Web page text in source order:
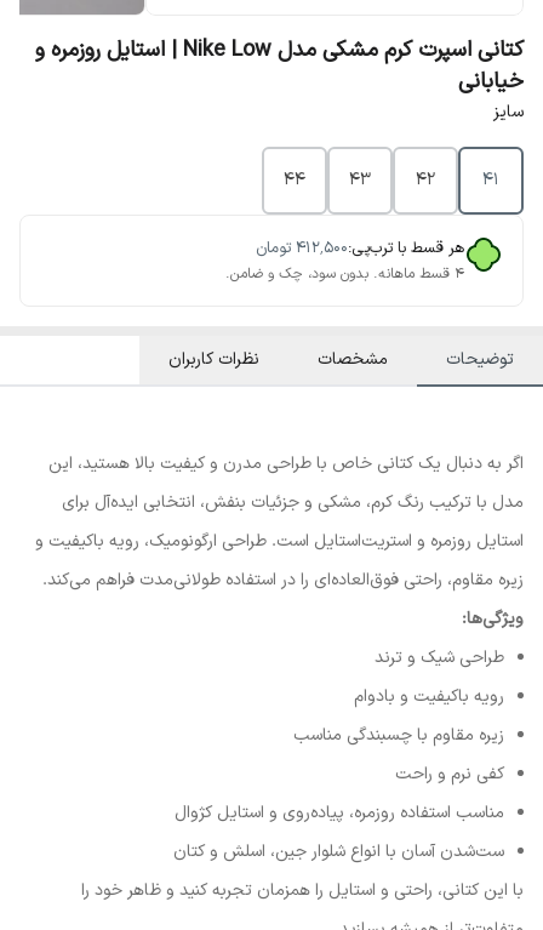
کتانی اسپرت کرم مشکی مدل Nike Low | استایل روزمره و
خیابانی
سایز
41
42
43
44
هر قسط با ترب‌پی:۴۱۲٬۵۰۰ تومان
۴ قسط ماهانه. بدون سود، چک و ضامن.
توضیحات مشخصات نظرات کاربران
اگر به دنبال یک کتانی خاص با طراحی مدرن و کیفیت بالا هستید، این
مدل با ترکیب رنگ کرم، مشکی و جزئیات بنفش، انتخابی ایده‌آل برای
استایل روزمره و استریت‌استایل است. طراحی ارگونومیک، رویه باکیفیت و
زیره مقاوم، راحتی فوق‌العاده‌ای را در استفاده طولانی‌مدت فراهم می‌کند.
ویژگی‌ها:
طراحی شیک و ترند
رویه باکیفیت و بادوام
زیره مقاوم با چسبندگی مناسب
کفی نرم و راحت
مناسب استفاده روزمره، پیاده‌روی و استایل کژوال
ست‌شدن آسان با انواع شلوار جین، اسلش و کتان
با این کتانی، راحتی و استایل را همزمان تجربه کنید و ظاهر خود را